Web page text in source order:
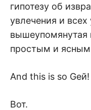
гипотезу об
увлечения и
вышеупомянутая
простым и ясным
And this is so Gей!
Вот.